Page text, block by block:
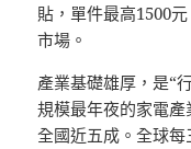
貼，單件最高1500
市場。
產業基礎雄厚，是“
規模最年夜的家電
全國近五成。全球